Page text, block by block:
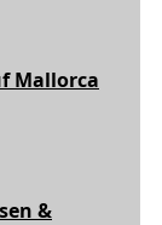
Mallorca
&